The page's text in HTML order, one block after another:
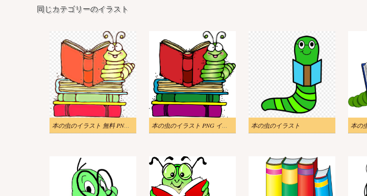
同じカテゴリーのイラスト
本の虫のイラスト 無料 PNG 画像 2 本の虫のイラスト PNG イメージ 3 本の虫のイラスト